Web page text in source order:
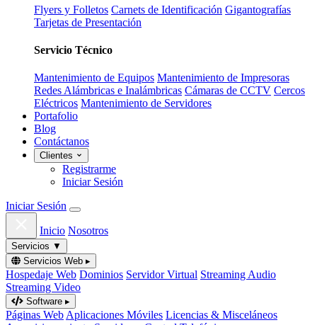
Flyers y Folletos Carnets de Identificación Gigantografías
Tarjetas de Presentación
Servicio Técnico
Mantenimiento de Equipos Mantenimiento de Impresoras
Redes Alámbricas e Inalámbricas Cámaras de CCTV Cercos
Eléctricos Mantenimiento de Servidores
Portafolio
Blog
Contáctanos
Clientes
Registrarme
Iniciar Sesión
Iniciar Sesión
Inicio Nosotros
Servicios ▼
Servicios Web ▸
Hospedaje Web Dominios Servidor Virtual Streaming Audio
Streaming Video
Software ▸
Páginas Web Aplicaciones Móviles Licencias & Misceláneos